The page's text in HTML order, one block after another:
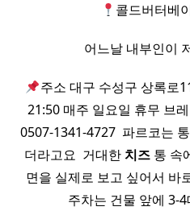
콜드버터베
어느날 내부인이
주소 대구 수성구 상록로
21:50 매주 일요일 휴무 브
0507-1341-4727 ​ 파르코는 통
더라고요 ​ 거대한치즈 통 속
면을 실제로 보고 싶어서 바
주차는 건물 앞에 3-